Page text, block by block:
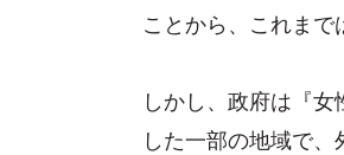
ことから、これまで
しかし、政府は『
した一部の地域で